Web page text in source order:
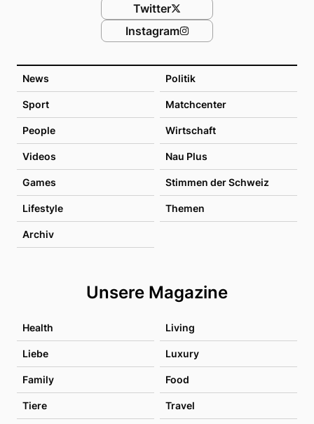
News Politik
Sport Matchcenter
People Wirtschaft
Videos Nau Plus
Games Stimmen der Schweiz
Lifestyle Themen
Archiv
Unsere Magazine
Health Living
Liebe Luxury
Family Food
Tiere Travel
Twitter
Instagram